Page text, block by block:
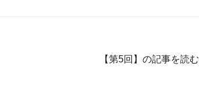
【第5回】の記事を読む